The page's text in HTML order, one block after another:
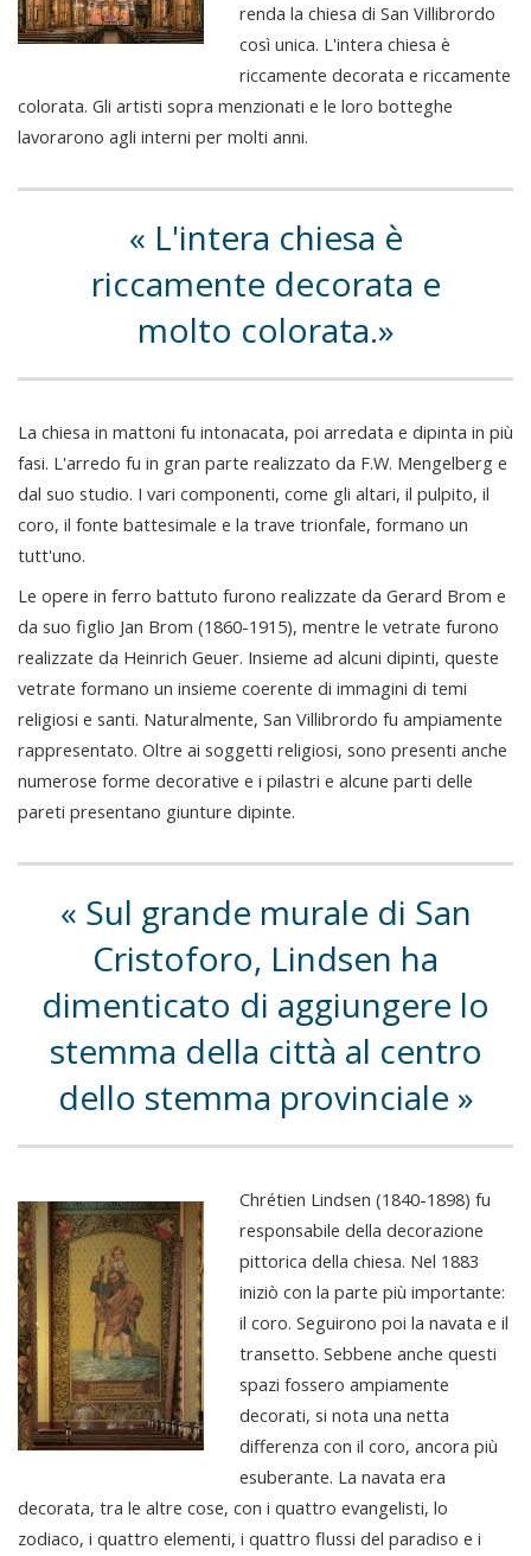
renda la chiesa di San Villibrordo
così unica. L'intera chiesa è
riccamente decorata e riccamente
colorata. Gli artisti sopra menzionati e le loro botteghe
lavorarono agli interni per molti anni.
L'intera chiesa è
riccamente decorata e
molto colorata.
La chiesa in mattoni fu intonacata, poi arredata e dipinta in più
fasi. L'arredo fu in gran parte realizzato da F.W. Mengelberg e
dal suo studio. I vari componenti, come gli altari, il pulpito, il
coro, il fonte battesimale e la trave trionfale, formano un
tutt'uno.
Le opere in ferro battuto furono realizzate da Gerard Brom e
da suo figlio Jan Brom (1860-1915), mentre le vetrate furono
realizzate da Heinrich Geuer. Insieme ad alcuni dipinti, queste
vetrate formano un insieme coerente di immagini di temi
religiosi e santi. Naturalmente, San Villibrordo fu ampiamente
rappresentato. Oltre ai soggetti religiosi, sono presenti anche
numerose forme decorative e i pilastri e alcune parti delle
pareti presentano giunture dipinte.
Sul grande murale di San
Cristoforo, Lindsen ha
dimenticato di aggiungere lo
stemma della città al centro
dello stemma provinciale
Chrétien Lindsen (1840-1898) fu
responsabile della decorazione
pittorica della chiesa. Nel 1883
iniziò con la parte più importante:
il coro. Seguirono poi la navata e il
transetto. Sebbene anche questi
spazi fossero ampiamente
decorati, si nota una netta
differenza con il coro, ancora più
esuberante. La navata era
decorata, tra le altre cose, con i quattro evangelisti, lo
zodiaco, i quattro elementi, i quattro flussi del paradiso e i